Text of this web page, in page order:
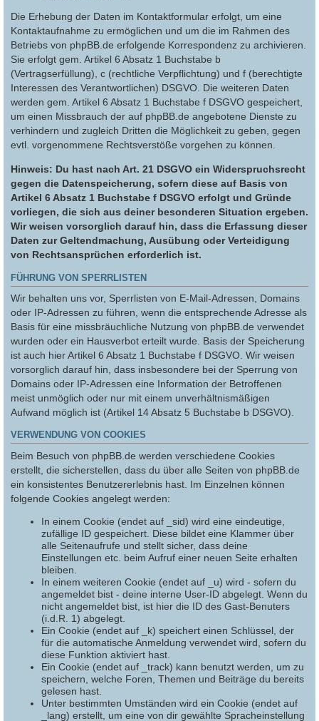
Die Erhebung der Daten im Kontaktformular erfolgt, um eine
Kontaktaufnahme zu ermöglichen und um die im Rahmen des
Betriebs von phpBB.de erfolgende Korrespondenz zu archivieren.
Sie erfolgt gem. Artikel 6 Absatz 1 Buchstabe b
(Vertragserfüllung), c (rechtliche Verpflichtung) und f (berechtigte
Interessen des Verantwortlichen) DSGVO. Die weiteren Daten
werden gem. Artikel 6 Absatz 1 Buchstabe f DSGVO gespeichert,
um einen Missbrauch der auf phpBB.de angebotene Dienste zu
verhindern und zugleich Dritten die Möglichkeit zu geben, gegen
evtl. vorgenommene Rechtsverstöße vorgehen zu können.
Hinweis: Du hast nach Art. 21 DSGVO ein Widerspruchsrecht
gegen die Datenspeicherung, sofern diese auf Basis von
Artikel 6 Absatz 1 Buchstabe f DSGVO erfolgt und Gründe
vorliegen, die sich aus deiner besonderen Situation ergeben.
Wir weisen vorsorglich darauf hin, dass die Erfassung dieser
Daten zur Geltendmachung, Ausübung oder Verteidigung
von Rechtsansprüchen erforderlich ist.
FÜHRUNG VON SPERRLISTEN
Wir behalten uns vor, Sperrlisten von E-Mail-Adressen, Domains
oder IP-Adressen zu führen, wenn die entsprechende Adresse als
Basis für eine missbräuchliche Nutzung von phpBB.de verwendet
wurden oder ein Hausverbot erteilt wurde. Basis der Speicherung
ist auch hier Artikel 6 Absatz 1 Buchstabe f DSGVO. Wir weisen
vorsorglich darauf hin, dass insbesondere bei der Sperrung von
Domains oder IP-Adressen eine Information der Betroffenen
meist unmöglich oder nur mit einem unverhältnismäßigen
Aufwand möglich ist (Artikel 14 Absatz 5 Buchstabe b DSGVO).
VERWENDUNG VON COOKIES
Beim Besuch von phpBB.de werden verschiedene Cookies
erstellt, die sicherstellen, dass du über alle Seiten von phpBB.de
ein konsistentes Benutzererlebnis hast. Im Einzelnen können
folgende Cookies angelegt werden:
In einem Cookie (endet auf _sid) wird eine eindeutige,
zufällige ID gespeichert. Diese bildet eine Klammer über
alle Seitenaufrufe und stellt sicher, dass deine
Einstellungen etc. beim Aufruf einer neuen Seite erhalten
bleiben.
In einem weiteren Cookie (endet auf _u) wird - sofern du
angemeldet bist - deine interne User-ID abgelegt. Wenn du
nicht angemeldet bist, ist hier die ID des Gast-Benuters
(i.d.R. 1) abgelegt.
Ein Cookie (endet auf _k) speichert einen Schlüssel, der
für die automatische Anmeldung verwendet wird, sofern du
diese Funktion aktiviert hast.
Ein Cookie (endet auf _track) kann benutzt werden, um zu
speichern, welche Foren, Themen und Beiträge du bereits
gelesen hast.
Unter bestimmten Umständen wird ein Cookie (endet auf
_lang) erstellt, um eine von dir gewählte Spracheinstellung